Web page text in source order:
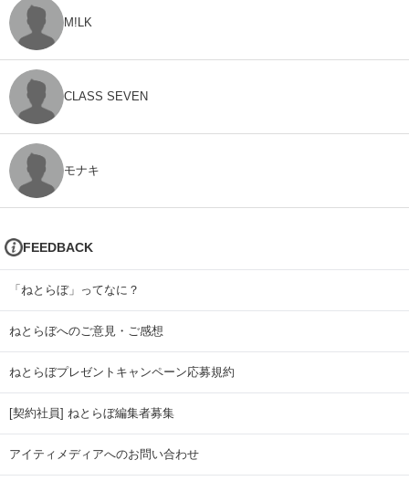
M!LK
CLASS SEVEN
モナキ
FEEDBACK
「ねとらぼ」ってなに？
ねとらぼへのご意見・ご感想
ねとらぼプレゼントキャンペーン応募規約
[契約社員] ねとらぼ編集者募集
アイティメディアへのお問い合わせ